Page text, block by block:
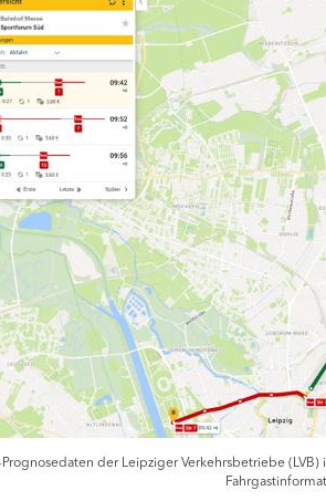
der Leipziger Verkehrsbetriebe (LVB)